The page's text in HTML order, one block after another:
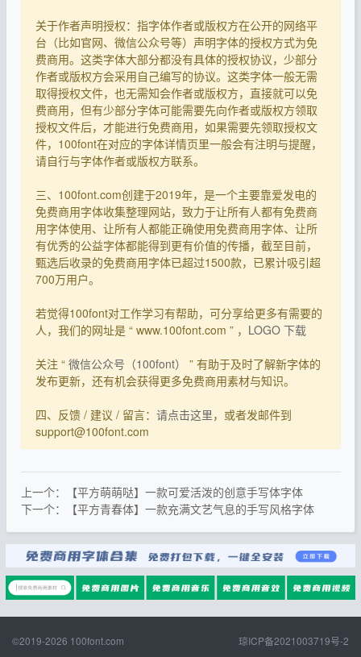
关于作者声明授权：指字体作者或版权方在公开的网络平
台（比如官网、微信公众号等）声明字体的授权方式为免
费商用。这类字体大部分都没有具体的授权协议，少部分
作者或版权方会采用自己编写的协议。这类字体一般无需
取得授权文件，也无需知会作者或版权方，直接就可以免
费商用，但有少部分字体可能需要先向作者或版权方领取
授权文件后，才能进行免费商用，如果需要先领取授权文
件，100font在对应的字体详情页里一般会有注明与提醒，
请自行与字体作者或版权方联系。
三、100font.com创建于2019年，是一个主要靠爱发电的
免费商用字体收集整理网站，致力于让所有人都有免费商
用字体使用、让所有人都能正确使用免费商用字体、让所
有优秀的公益字体都能得到更有价值的传播，截至目前，
甄选后收录的免费商用字体已超过1500款，已累计吸引超
700万用户。
若觉得100font对工作学习有帮助，可分享给更多有需要的
人，我们的网址是 “ www.100font.com ” ， LOGO 下载
关注 “ 微信公众号（100font）
” 有助于及时了解新字体的
发布更新，还有机会获得更多免费商用素材与知识。
四、反馈 / 建议 / 留言： 请点击这里，或者发邮件到
support@100font.com
上一个：【平方萌萌哒】一款可爱活泼的创意手写体字体
下一个：【平方青春体】一款充满文艺气息的手写风格字体
©2019-2026 100font.com 琼ICP备2021003719号-2